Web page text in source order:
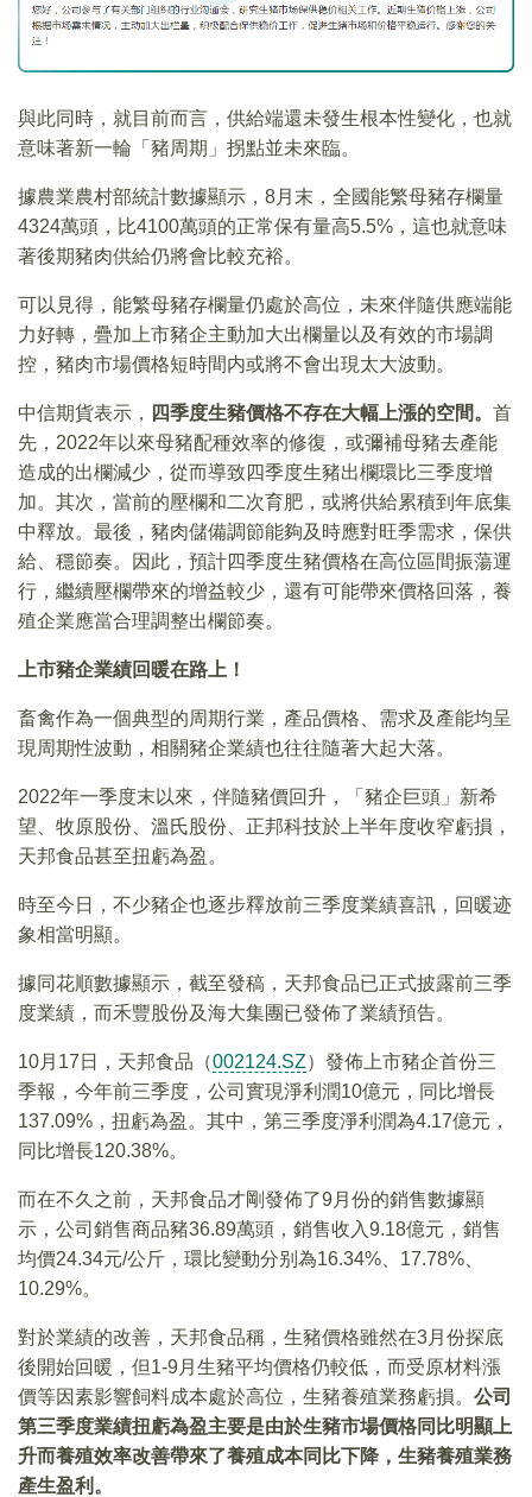
與此同時，就目前而言，供給端還未發生根本性變化，也就
意味著新一輪「豬周期」拐點並未來臨。
據農業農村部統計數據顯示，8月末，全國能繁母豬存欄量
4324萬頭，比4100萬頭的正常保有量高5.5%，這也就意味
著後期豬肉供給仍將會比較充裕。
可以見得，能繁母豬存欄量仍處於高位，未來伴隨供應端能
力好轉，疊加上市豬企主動加大出欄量以及有效的市場調
控，豬肉市場價格短時間内或將不會出現太大波動。
中信期貨表示， 四季度生豬價格不存在大幅上漲的空間。 首
先，2022年以來母豬配種效率的修復，或彌補母豬去產能
造成的出欄減少，從而導致四季度生豬出欄環比三季度增
加。其次，當前的壓欄和二次育肥，或將供給累積到年底集
中釋放。最後，豬肉儲備調節能夠及時應對旺季需求，保供
給、穩節奏。因此，預計四季度生豬價格在高位區間振蕩運
行，繼續壓欄帶來的增益較少，還有可能帶來價格回落，養
殖企業應當合理調整出欄節奏。
上市豬企業績回暖在路上！
畜禽作為一個典型的周期行業，產品價格、需求及產能均呈
現周期性波動，相關豬企業績也往往隨著大起大落。
2022年一季度末以來，伴隨豬價回升，「豬企巨頭」新希
望、牧原股份、溫氏股份、正邦科技於上半年度收窄虧損，
天邦食品甚至扭虧為盈。
時至今日，不少豬企也逐步釋放前三季度業績喜訊，回暖迹
象相當明顯。
據同花順數據顯示，截至發稿，天邦食品已正式披露前三季
度業績，而禾豐股份及海大集團已發佈了業績預告。
10月17日，天邦食品（002124.SZ）發佈上市豬企首份三
季報，今年前三季度，公司實現淨利潤10億元，同比增長
137.09%，扭虧為盈。其中，第三季度淨利潤為4.17億元，
同比增長120.38%。
而在不久之前，天邦食品才剛發佈了9月份的銷售數據顯
示，公司銷售商品豬36.89萬頭，銷售收入9.18億元，銷售
均價24.34元/公斤，環比變動分别為16.34%、17.78%、
10.29%。
對於業績的改善，天邦食品稱，生豬價格雖然在3月份探底
後開始回暖，但1-9月生豬平均價格仍較低，而受原材料漲
價等因素影響飼料成本處於高位，生豬養殖業務虧損。 公司
第三季度業績扭虧為盈主要是由於生豬市場價格同比明顯上
升而養殖效率改善帶來了養殖成本同比下降，生豬養殖業務
產生盈利。